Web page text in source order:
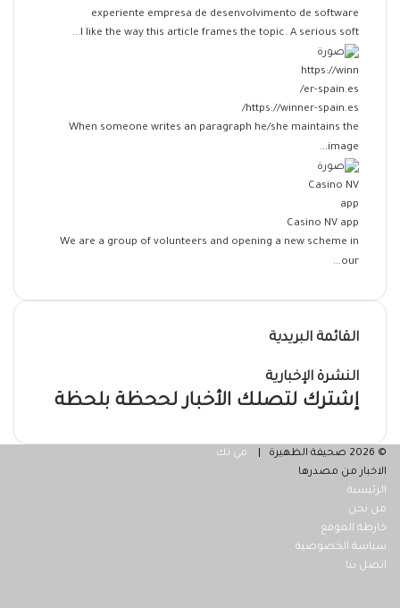
experiente empresa de desenvolvimento de software
I like the way this article frames the topic. A serious soft...
https://winner-spain.es/
When someone writes an paragraph he/she maintains the
image...
Casino NV app
We are a group of volunteers and opening a new scheme in
our...
القائمة البريدية
النشرة الإخبارية
إشترك لتصلك الأخبار لححظة بلحظة
© 2026 صحيفة الظهيرة |
مي تك
الاخبار من مصدرها
الرئيسية
من نحن
خارطة الموقع
سياسة الخصوصية
اتصل بنا